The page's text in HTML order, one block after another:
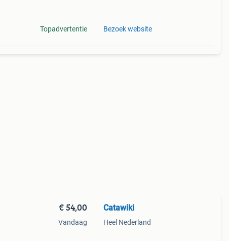
Topadvertentie Bezoek website
€ 54,00
Vandaag
Catawiki
Heel Nederland